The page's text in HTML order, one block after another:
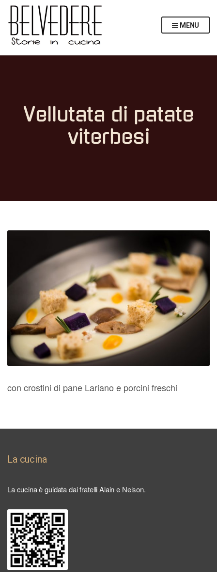
MENU
Vellutata di patate
viterbesi
con crostini di pane Lariano e porcini freschi
La cucina
La cucina è guidata dai fratelli Alain e Nelson.